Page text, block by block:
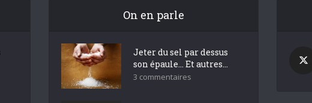
On en parle
Jeter du sel par dessus
son épaule… Et autres...
3 commentaires